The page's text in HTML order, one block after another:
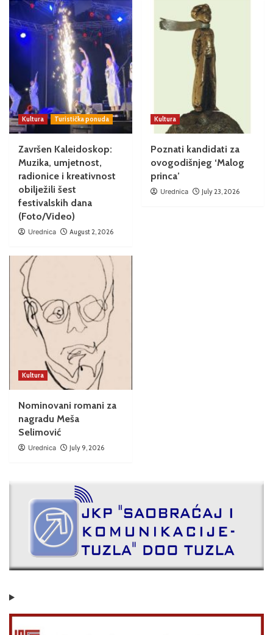
Kultura Turistička ponuda
Završen Kaleidoskop:
Muzika, umjetnost,
radionice i kreativnost
obilježili šest
festivalskih dana
(Foto/Video)
Urednica August 2, 2026
Kultura
Poznati kandidati za
ovogodišnjeg ‘Malog
princa’
Urednica July 23, 2026
Kultura
Nominovani romani za
nagradu Meša
Selimović
Urednica July 9, 2026